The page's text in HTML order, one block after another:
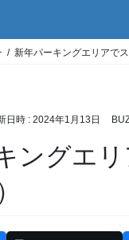
新年パーキングエリアで
日時 : 2024年1月13日
ングエ